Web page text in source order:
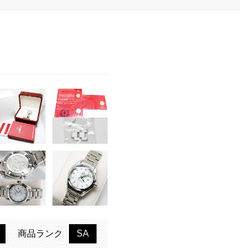
商品ランク SA